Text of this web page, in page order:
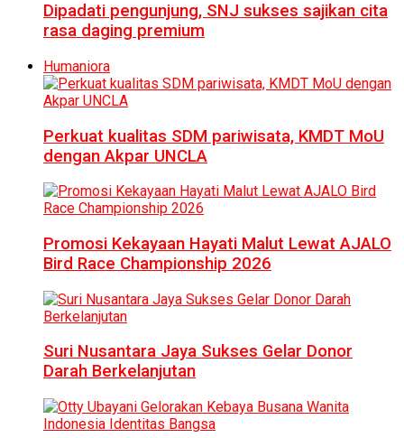
Dipadati pengunjung, SNJ sukses sajikan cita
rasa daging premium
Humaniora
Perkuat kualitas SDM pariwisata, KMDT MoU
dengan Akpar UNCLA
Promosi Kekayaan Hayati Malut Lewat AJALO
Bird Race Championship 2026
Suri Nusantara Jaya Sukses Gelar Donor
Darah Berkelanjutan